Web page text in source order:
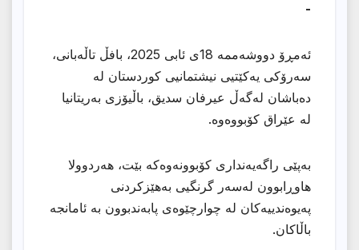
-
ئەمڕۆ دووشەممە 18ی ئابی 2025، بافڵ تاڵەبانی،
سەرۆکی یەکێتیی نیشتمانیی کوردستان لە
دەباشان لەگەڵ عیرفان سدیق، باڵیۆزی بەریتانیا
لە عێراق کۆبووەوە.
بەپێی راگەیەنداری کۆبوونەوەکە بێت، هەردوولا
هاوڕابوون لەسەر گرنگیی بەهێزکردنی
پەیوەندییەکان لە چوارچێوەی پابەندبوون بە ئامانجە
باڵاکان.